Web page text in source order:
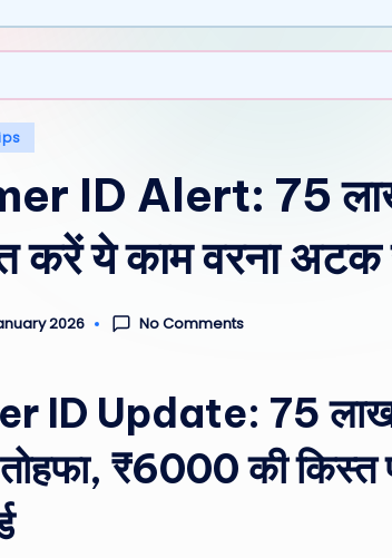
ID Alert: 75 लाख
करें ये काम वरना
2026 No Comments
ID Update: 75 लाख
तोहफा, ₹6000 की किस्त